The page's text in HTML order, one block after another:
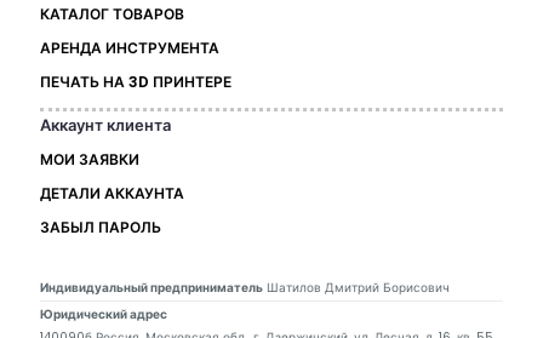
КАТАЛОГ ТОВАРОВ
АРЕНДА ИНСТРУМЕНТА
ПЕЧАТЬ НА 3D ПРИНТЕРЕ
Аккаунт клиента
МОИ ЗАЯВКИ
ДЕТАЛИ АККАУНТА
ЗАБЫЛ ПАРОЛЬ
Индивидуальный предприниматель Шатилов Дмитрий Борисович
Юридический адрес